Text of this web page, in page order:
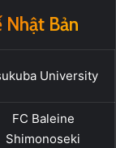
Bản
University
FC Baleine
Shimonoseki